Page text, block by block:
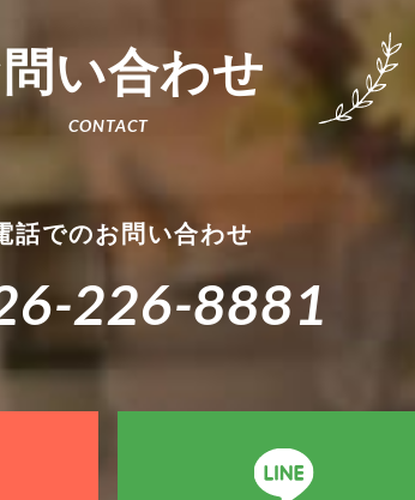
い合わせ
話でのお問い合わせ
226-8881